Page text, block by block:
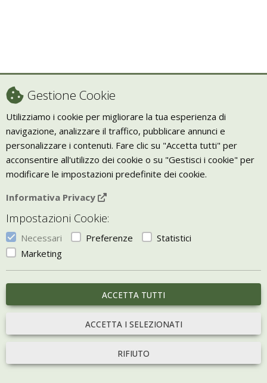
Gestione Cookie
Utilizziamo i cookie per migliorare la tua esperienza di
navigazione, analizzare il traffico, pubblicare annunci e
personalizzare i contenuti. Fare clic su "Accetta tutti" per
acconsentire all'utilizzo dei cookie o su "Gestisci i cookie" per
modificare le impostazioni predefinite dei cookie.
Informativa Privacy
Impostazioni Cookie:
Necessari Preferenze
Statistici
Marketing
ACCETTA TUTTI
ACCETTA I SELEZIONATI
RIFIUTO